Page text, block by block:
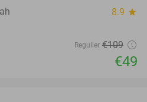
8.9 star
Regulier €109
€49